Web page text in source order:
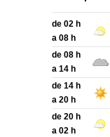
de 02 h
a 08 h
de 08 h
a 14 h
de 14 h
a 20 h
de 20 h
a 02 h